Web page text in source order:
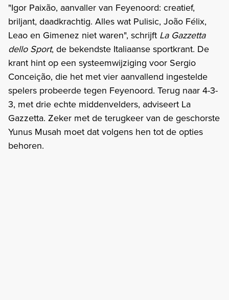
"Igor Paixão, aanvaller van Feyenoord: creatief,
briljant, daadkrachtig. Alles wat Pulisic, João Félix,
Leao en Gimenez niet waren", schrijft La Gazzetta
dello Sport, de bekendste Italiaanse sportkrant. De
krant hint op een systeemwijziging voor Sergio
Conceição, die het met vier aanvallend ingestelde
spelers probeerde tegen Feyenoord. Terug naar 4-3-
3, met drie echte middenvelders, adviseert La
Gazzetta. Zeker met de terugkeer van de geschorste
Yunus Musah moet dat volgens hen tot de opties
behoren.